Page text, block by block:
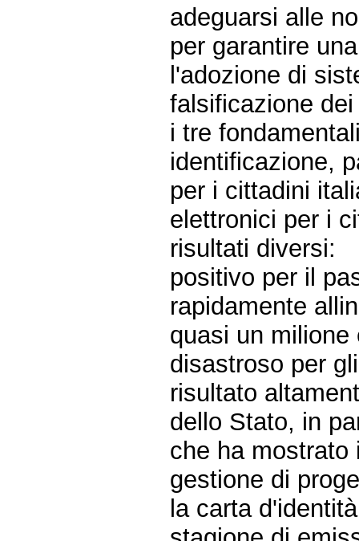
adeguarsi alle
per garantire
l'adozione di
falsificazione
i tre
identificazione,
per i cittadini
elettronici per i
risultati diversi:
positivo per il
rapidamente
quasi un
disastroso per
risultato
dello Stato, in
che ha mostrato
gestione di
la carta